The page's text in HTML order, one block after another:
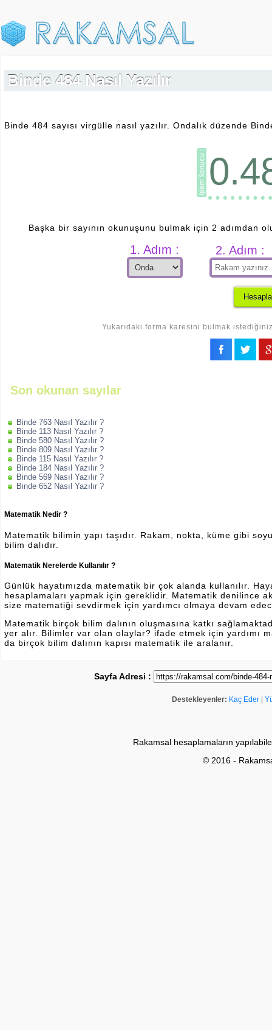
Binde 484 Nasıl Yazılır
Binde 484 sayısı virgülle nasıl yazılır. Ondalık düzende
Başka bir sayının okunuşunu bulmak için 2 adımdan
1. Adım : 2. Adım :
Yukarıdaki forma karesini bulmak
Son okunan sayılar
Binde 763 Nasıl Yazılır ?
Binde 113 Nasıl Yazılır ?
Binde 580 Nasıl Yazılır ?
Binde 809 Nasıl Yazılır ?
Binde 115 Nasıl Yazılır ?
Binde 184 Nasıl Yazılır ?
Binde 569 Nasıl Yazılır ?
Binde 652 Nasıl Yazılır ?
Matematik Nedir ?
Matematik bilimin yapı taşıdır. Rakam, nokta, küme gibi
bilim dalıdır.
Matematik Nerelerde Kullanılır ?
Günlük hayatımızda matematik bir çok alanda kullanılır.
hesaplamaları yapmak için gereklidir. Matematik denilince
size matematiği sevdirmek için yardımcı olmaya devam
Matematik birçok bilim dalının oluşmasına katkı
yer alır. Bilimler var olan olaylar? ifade etmek için yardımı
da birçok bilim dalının kapısı matematik ile aralanır.
Sayfa Adresi :
Destekleyenler: Kaç Eder
Rakamsal hesaplamaların
© 2016 -